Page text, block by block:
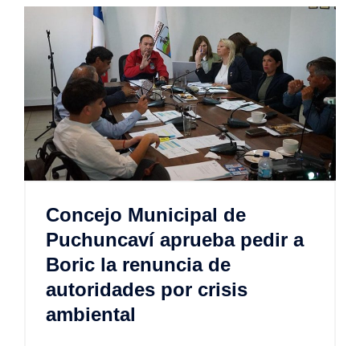
Concejo Municipal de
Puchuncaví aprueba pedir a
Boric la renuncia de
autoridades por crisis
ambiental